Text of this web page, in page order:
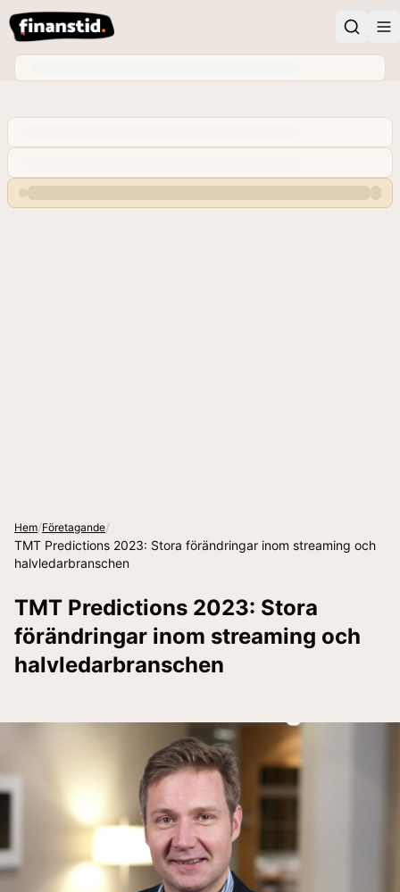
Hem/Företagande/
TMT Predictions 2023: Stora förändringar inom streaming och
halvledarbranschen
TMT Predictions 2023: Stora
förändringar inom streaming och
halvledarbranschen